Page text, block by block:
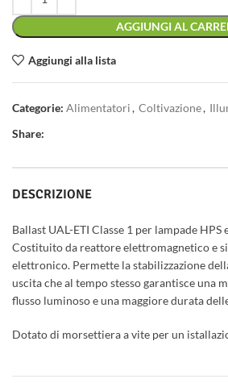
AGGIUNGI AL
Aggiungi alla lista
Categorie: Alimentatori, Coltivazione,
Share:
DESCRIZIONE
Ballast UAL-ETI Classe 1 per lampade HPS
Costituito da reattore elettromagnetico e
elettronico. Permette la stabilizzazione
uscita che al tempo stesso garantisce una
flusso luminoso e una maggiore durata
Dotato di morsettiera a vite per un